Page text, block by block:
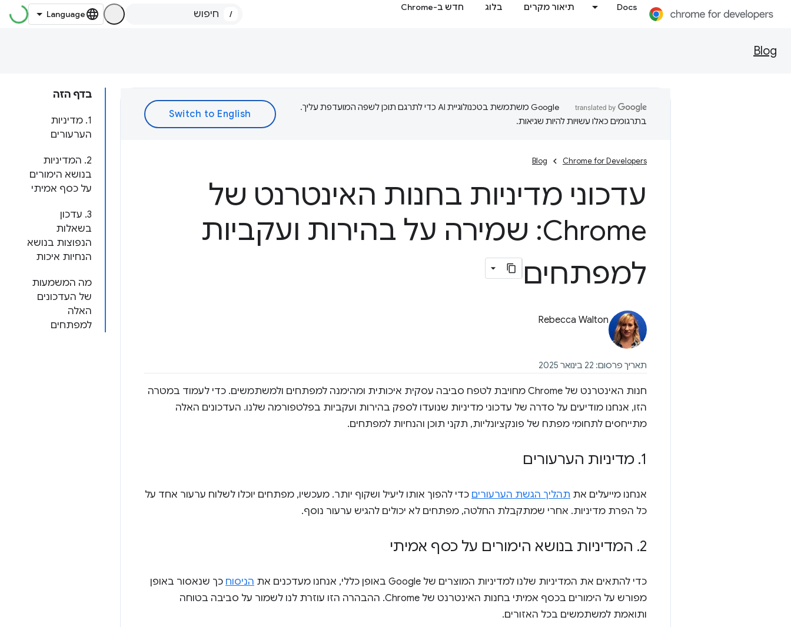
Docs תיאור מקרים בלוג חדש ב-Chrome
/
Blog
בדף הזה
1. מדיניות
הערעורים
2. המדיניות
בנושא הימורים
על כסף אמיתי
3. עדכון
בשאלות
הנפוצות בנושא
הנחיות איכות
מה המשמעות
של העדכונים
האלה
למפתחים
‫Google משתמשת בטכנולוגיית AI כדי לתרגם תוכן לשפה המועדפת עליך.
בתרגומים כאלו עשויות להיות שגיאות.
Chrome for Developers
Blog
עדכוני מדיניות בחנות האינטרנט של
Chrome: שמירה על בהירות ועקביות
למפתחים
Rebecca Walton
תאריך פרסום: 22 בינואר 2025
חנות האינטרנט של Chrome מחויבת לטפח סביבה עסקית איכותית ומהימנה למפתחים ולמשתמשים. כדי לעמוד במטרה
הזו, אנחנו מודיעים על סדרה של עדכוני מדיניות שנועדו לספק בהירות ועקביות בפלטפורמה שלנו. העדכונים האלה
מתייחסים לתחומי מפתח של פונקציונליות, תקני תוכן והנחיות למפתחים.
1
. מדיניות הערעורים
אנחנו מייעלים את תהליך הגשת הערעורים כדי להפוך אותו ליעיל ושקוף יותר. מעכשיו, מפתחים יוכלו לשלוח ערעור אחד על
כל הפרת מדיניות. אחרי שמתקבלת החלטה, מפתחים לא יכולים להגיש ערעור נוסף.
2
. המדיניות בנושא הימורים על כסף אמיתי
כדי להתאים את המדיניות שלנו למדיניות המוצרים של Google באופן כללי, אנחנו מעדכנים את הניסוח כך שנאסור באופן
מפורש על הימורים בכסף אמיתי בחנות האינטרנט של Chrome. ההבהרה הזו עוזרת לנו לשמור על סביבה בטוחה
ותואמת למשתמשים בכל האזורים.